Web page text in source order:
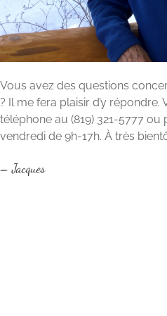
Vous avez des questions
? Il me fera plaisir d’y
téléphone au (819) 321-5777 ou
vendredi de 9h-17h. À très
– Jacques